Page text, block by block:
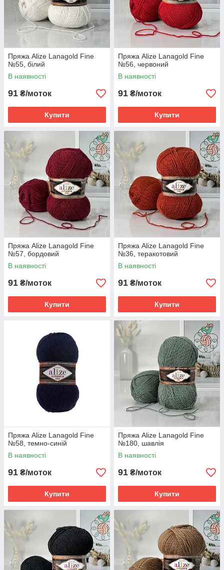
Пряжа Alize Lanagold Fine
№55, білий
В наявності
91 ₴/моток
Купити
Пряжа Alize Lanagold Fine
№56, червоний
В наявності
91 ₴/моток
Купити
Пряжа Alize Lanagold Fine
№57, бордовий
В наявності
91 ₴/моток
Купити
Пряжа Alize Lanagold Fine
№36, теракотовий
В наявності
91 ₴/моток
Купити
Пряжа Alize Lanagold Fine
№58, темно-синій
В наявності
91 ₴/моток
Купити
Пряжа Alize Lanagold Fine
№180, шавлія
В наявності
91 ₴/моток
Купити